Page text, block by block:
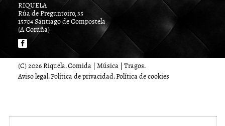
RIQUELA
Rúa de Preguntoiro, 35
15704 Santiago de Compostela
(A Coruña)
(C) 2026 Riquela. Comida | Música | Tragos.
Aviso legal.Política de privacidad.Política de cookies